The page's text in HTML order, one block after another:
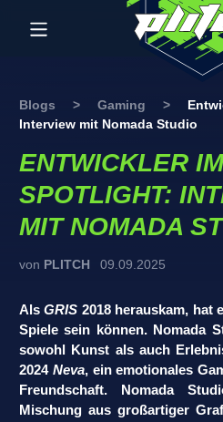
Blogs > Gaming >
Interview mit Nomada Studio
ENTWICKLER IM
SPOTLIGHT:
MIT NOMADA
von PLITCH 09.09.2025
AlsGRIS 2018 herauskam, hat
Spiele sein können. Nomada
sowohl Kunst als auch
2024 Neva, ein emotionales
Freundschaft. Nomada
Mischung aus großartiger